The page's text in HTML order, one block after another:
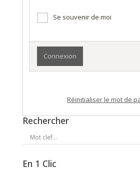
Se souvenir de moi
Réinitialiser le mot de
Rechercher
En 1 Clic